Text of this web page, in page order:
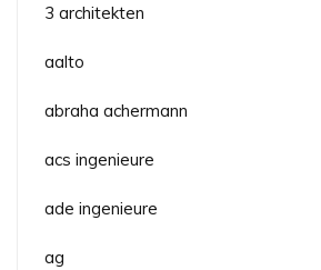
3 architekten
aalto
abraha achermann
acs ingenieure
ade ingenieure
ag